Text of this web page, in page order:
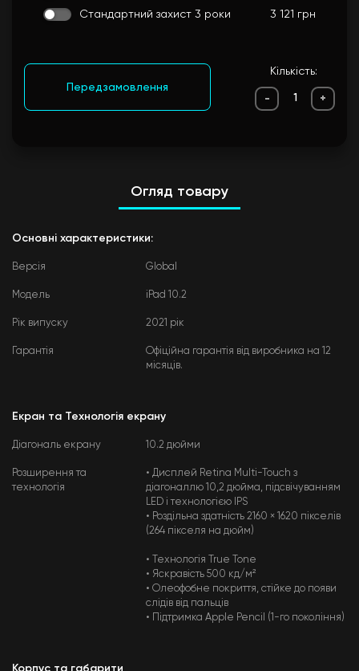
Стандартний захист 3 роки
3 121 грн
Передзамовлення
Кількість:
- +
Огляд товару
Основні характеристики:
Версія Global
Модель iPad 10.2
Рік випуску 2021 рік
Гарантія
Офіційна гарантія від виробника на 12
місяців.
Екран та Технологія екрану
Діагональ екрану 10.2 дюйми
Розширення та
технологія
• Дисплей Retina Multi-Touch з
діагоналлю 10,2 дюйма, підсвічуванням
LED і технологією IPS
• Роздільна здатність 2160 × 1620 пікселів
(264 пікселя на дюйм)
• Технологія True Tone
• Яскравість 500 кд/м²
• Олеофобне покриття, стійке до появи
слідів від пальців
• Підтримка Apple Pencil (1-го покоління)
Корпус та габарити